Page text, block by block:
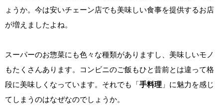
ょうか。今は安いチェーン店でも美味しい食事を提供するお店
が増えましたよね。
スーパーのお惣菜にも色々な種類がありますし、美味しいモノ
もたくさんあります。コンビニのご飯もひと昔前とは違って格
段に美味しくなっています。それでも「手料理 」に魅力を感じ
てしまうのはなぜなのでしょうか。